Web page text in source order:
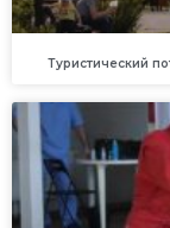
Туристический